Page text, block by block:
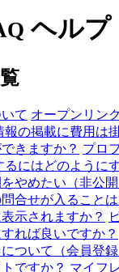
ヘルプ
て オープンリン
報の掲載に費用は
きますか？ プロ
るにはどのように
やめたい（非公開
合せが入ること
示されますか？
れば良いですか？
ついて（会員登録
ですか？ マイフ